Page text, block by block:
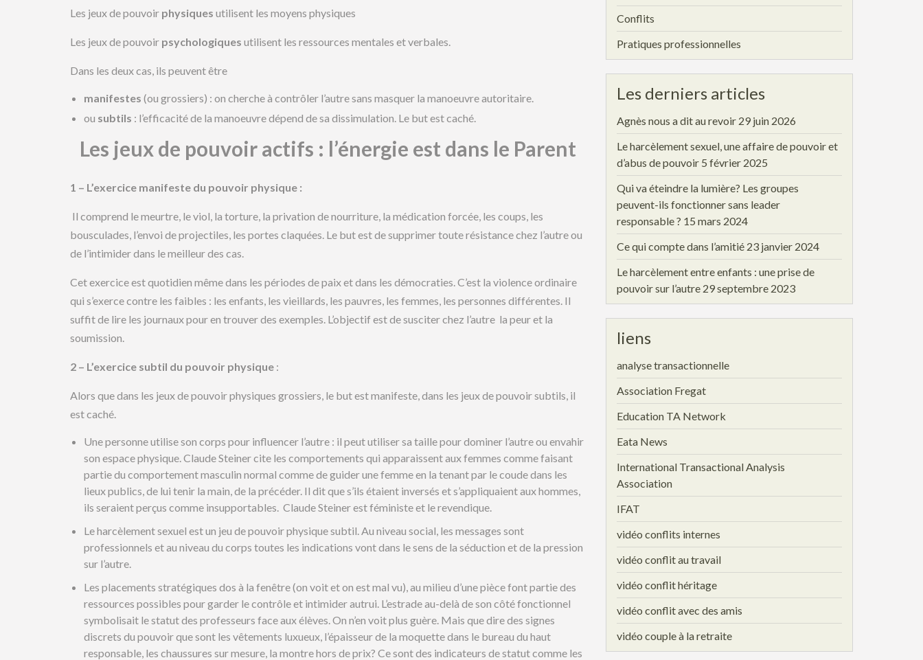
Les jeux de pouvoir physiques utilisent les moyens physiques
Les jeux de pouvoir psychologiques utilisent les ressources mentales et verbales.
Dans les deux cas, ils peuvent être
manifestes (ou grossiers) : on cherche à contrôler l’autre sans masquer la manoeuvre autoritaire.
ou subtils : l’efficacité de la manoeuvre dépend de sa dissimulation. Le but est caché.
Les jeux de pouvoir actifs : l’énergie est dans le Parent
1 – L’exercice manifeste du pouvoir physique :
Il comprend le meurtre, le viol, la torture, la privation de nourriture, la médication forcée, les coups, les
bousculades, l’envoi de projectiles, les portes claquées. Le but est de supprimer toute résistance chez l’autre ou
de l’intimider dans le meilleur des cas.
Cet exercice est quotidien même dans les périodes de paix et dans les démocraties. C’est la violence ordinaire
qui s’exerce contre les faibles : les enfants, les vieillards, les pauvres, les femmes, les personnes différentes. Il
suffit de lire les journaux pour en trouver des exemples. L’objectif est de susciter chez l’autre la peur et la
soumission.
2 – L’exercice subtil du pouvoir physique :
Alors que dans les jeux de pouvoir physiques grossiers, le but est manifeste, dans les jeux de pouvoir subtils, il
est caché.
Une personne utilise son corps pour influencer l’autre : il peut utiliser sa taille pour dominer l’autre ou envahir
son espace physique. Claude Steiner cite les comportements qui apparaissent aux femmes comme faisant
partie du comportement masculin normal comme de guider une femme en la tenant par le coude dans les
lieux publics, de lui tenir la main, de la précéder. Il dit que s’ils étaient inversés et s’appliquaient aux hommes,
ils seraient perçus comme insupportables. Claude Steiner est féministe et le revendique.
Le harcèlement sexuel est un jeu de pouvoir physique subtil. Au niveau social, les messages sont
professionnels et au niveau du corps toutes les indications vont dans le sens de la séduction et de la pression
sur l’autre.
Les placements stratégiques dos à la fenêtre (on voit et on est mal vu), au milieu d’une pièce font partie des
ressources possibles pour garder le contrôle et intimider autrui. L’estrade au-delà de son côté fonctionnel
symbolisait le statut des professeurs face aux élèves. On n’en voit plus guère. Mais que dire des signes
discrets du pouvoir que sont les vêtements luxueux, l’épaisseur de la moquette dans le bureau du haut
responsable, les chaussures sur mesure, la montre hors de prix? Ce sont des indicateurs de statut comme les
Conflits
Pratiques professionnelles
Les derniers articles
Agnès nous a dit au revoir 29 juin 2026
Le harcèlement sexuel, une affaire de pouvoir et
d’abus de pouvoir 5 février 2025
Qui va éteindre la lumière? Les groupes
peuvent-ils fonctionner sans leader
responsable ? 15 mars 2024
Ce qui compte dans l’amitié 23 janvier 2024
Le harcèlement entre enfants : une prise de
pouvoir sur l’autre 29 septembre 2023
liens
analyse transactionnelle
Association Fregat
Education TA Network
Eata News
International Transactional Analysis
Association
IFAT
vidéo conflits internes
vidéo conflit au travail
vidéo conflit héritage
vidéo conflit avec des amis
vidéo couple à la retraite